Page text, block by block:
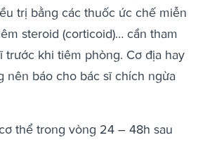
trị bằng các thuốc ức chế miễn
steroid (corticoid)… cần tham
trước khi tiêm phòng. Cơ địa hay
nên báo cho bác sĩ chích ngừa
thể trong vòng 24 – 48h sau